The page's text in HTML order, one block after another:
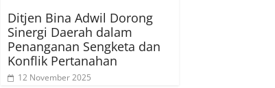
Ditjen Bina Adwil Dorong
Sinergi Daerah dalam
Penanganan Sengketa dan
Konflik Pertanahan
12 November 2025